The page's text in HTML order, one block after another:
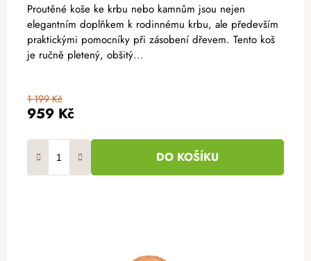
959 Kč
1 199 Kč
DO KOŠÍKU
Proutěné koše ke krbu nebo kamnům jsou nejen
elegantním doplňkem k rodinnému krbu, ale především
praktickými pomocníky při zásobení dřevem. Tento koš
je ručně pletený, obšitý...